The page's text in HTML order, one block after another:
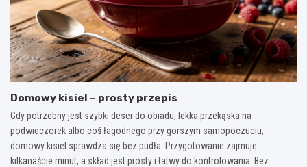
Domowy kisiel – prosty przepis
Gdy potrzebny jest szybki deser do obiadu, lekka przekąska na
podwieczorek albo coś łagodnego przy gorszym samopoczuciu,
domowy kisiel sprawdza się bez pudła. Przygotowanie zajmuje
kilkanaście minut, a skład jest prosty i łatwy do kontrolowania. Bez